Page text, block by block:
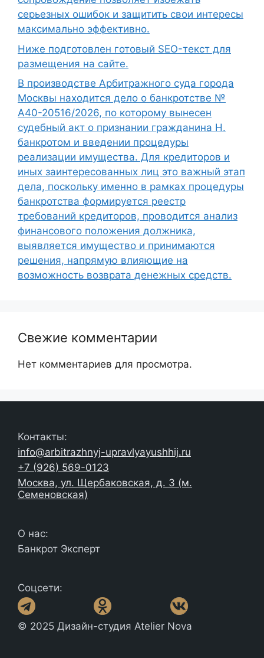
серьезных ошибок и защитить свои интересы
максимально эффективно.
Ниже подготовлен готовый SEO-текст для
размещения на сайте.
В производстве Арбитражного суда города
Москвы находится дело о банкротстве №
А40-20516/2026, по которому вынесен
судебный акт о признании гражданина Н.
банкротом и введении процедуры
реализации имущества. Для кредиторов и
иных заинтересованных лиц это важный этап
дела, поскольку именно в рамках процедуры
банкротства формируется реестр
требований кредиторов, проводится анализ
финансового положения должника,
выявляется имущество и принимаются
решения, напрямую влияющие на
возможность возврата денежных средств.
Свежие комментарии
Нет комментариев для просмотра.
Контакты:
info@arbitrazhnyj-upravlyayushhij.ru
+7 (926) 569-0123
Москва, ул. Щербаковская, д. 3 (м.
Семеновская)
О нас:
Банкрот Эксперт
Соцсети:
© 2025 Дизайн-студия Atelier Nova